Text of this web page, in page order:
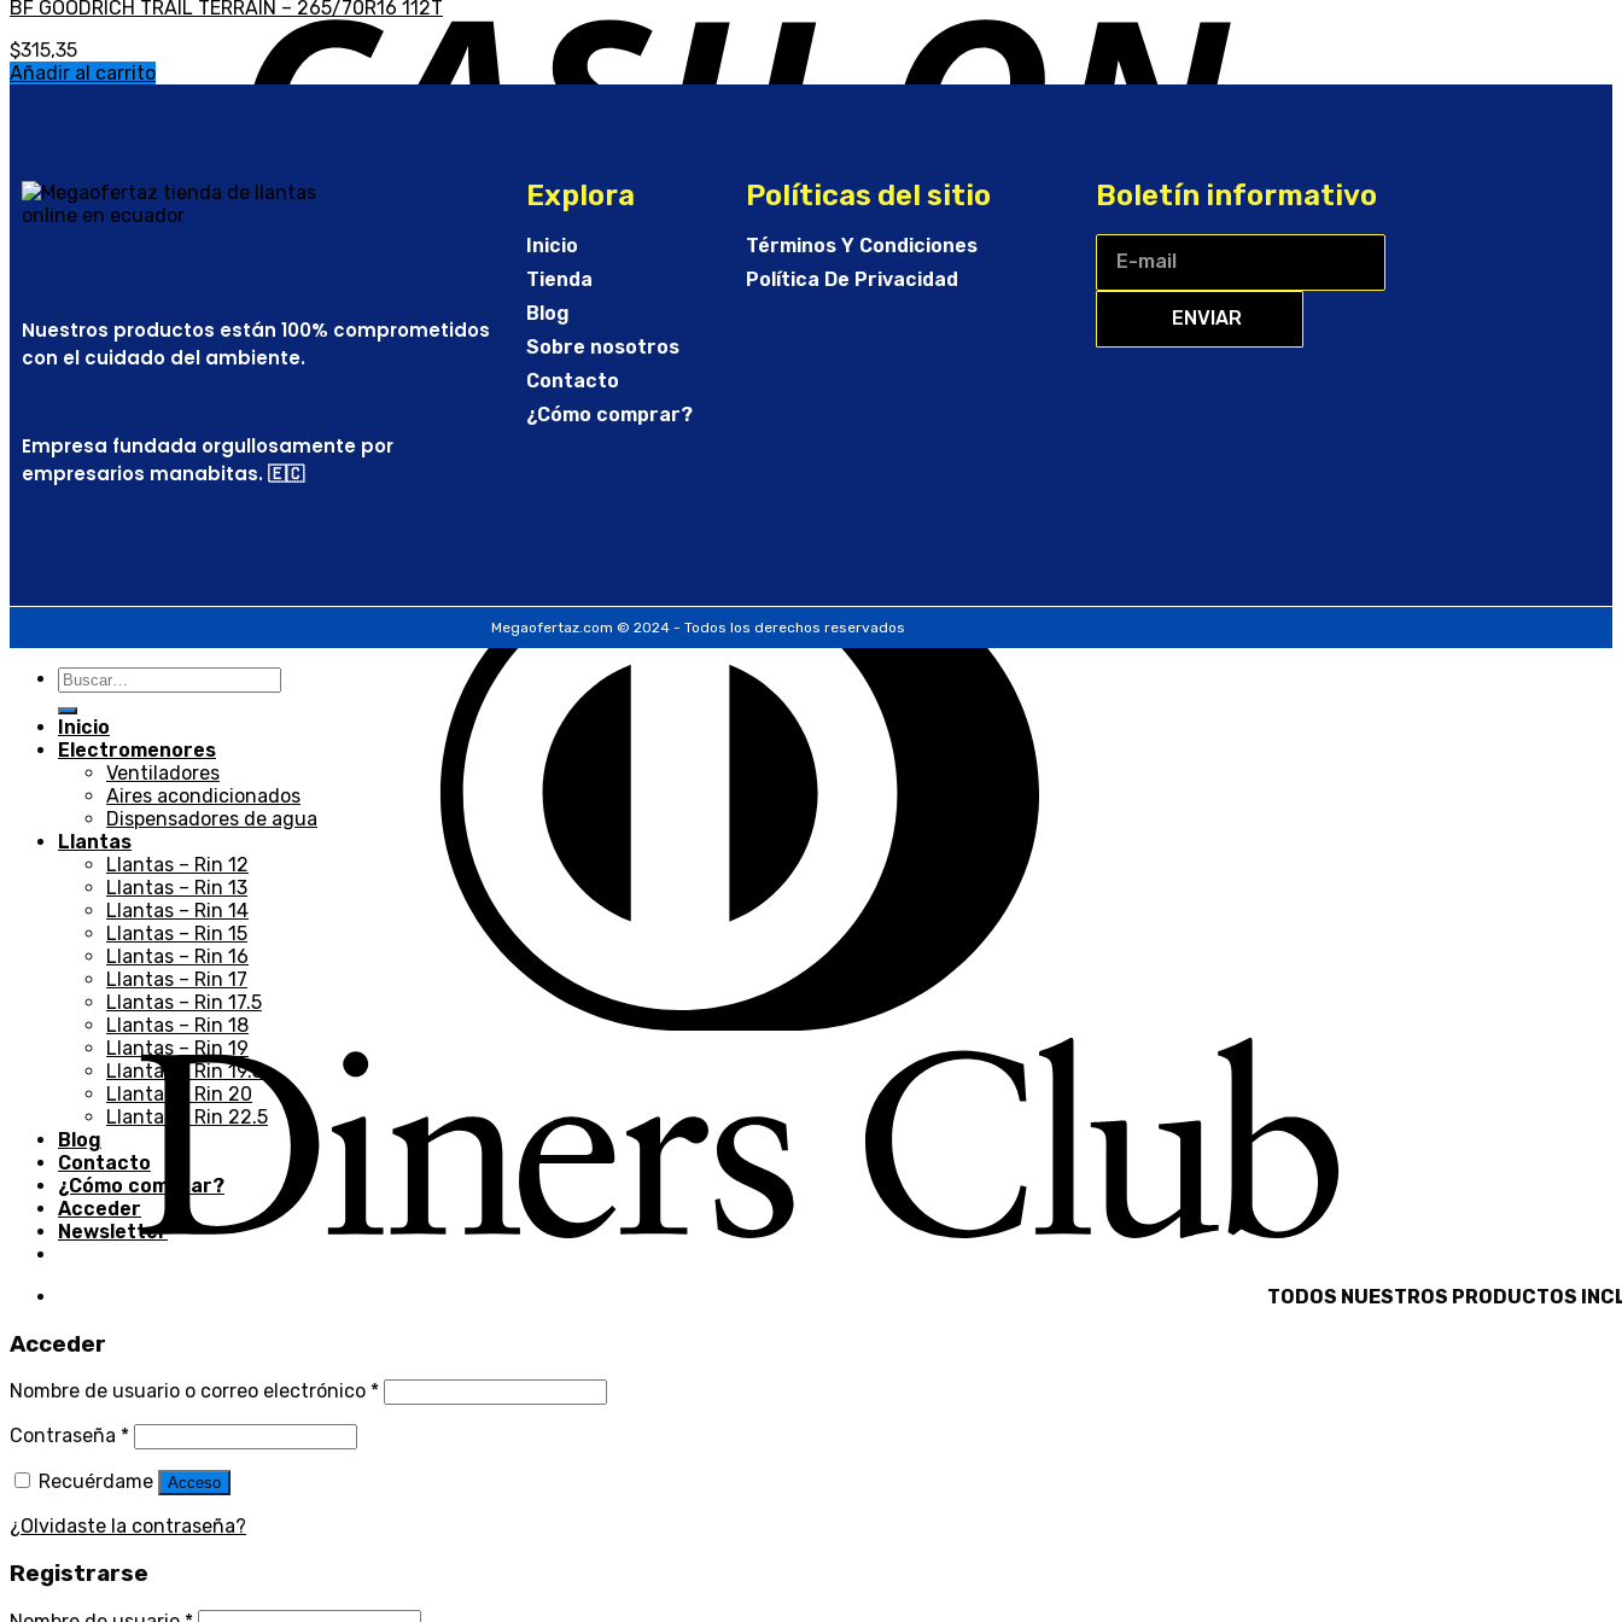
BF GOODRICH TRAIL TERRAIN – 265/70R16 112T
$315,35
Añadir al carrito
Nuestros productos están 100% comprometidos
con el cuidado del ambiente.
Empresa fundada orgullosamente por
empresarios manabitas. 🇪🇨
Explora
Inicio
Tienda
Blog
Sobre nosotros
Contacto
¿Cómo comprar?
Políticas del sitio
Términos Y Condiciones
Política De Privacidad
Boletín informativo
ENVIAR
Megaofertaz.com © 2024 - Todos los derechos reservados
Inicio
Electromenores
Ventiladores
Aires acondicionados
Dispensadores de agua
Llantas
Llantas – Rin 12
Llantas – Rin 13
Llantas – Rin 14
Llantas – Rin 15
Llantas – Rin 16
Llantas – Rin 17
Llantas – Rin 17.5
Llantas – Rin 18
Llantas – Rin 19
Llantas – Rin 19.5
Llantas – Rin 20
Llantas – Rin 22.5
Blog
Contacto
¿Cómo comprar?
Acceder
Newsletter
TODOS NUESTROS PRODUCTOS INCLUYEN IVA. ✅ SERVICIO
Acceder
Nombre de usuario o correo electrónico *
Contraseña *
Recuérdame
Acceso
¿Olvidaste la contraseña?
Registrarse